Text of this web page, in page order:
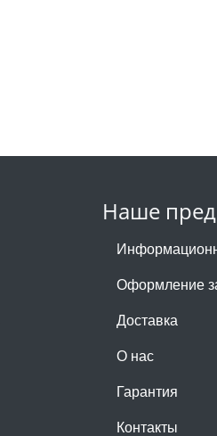
Наше
Оформление
Доставка
О нас
Гарантия
Контакты